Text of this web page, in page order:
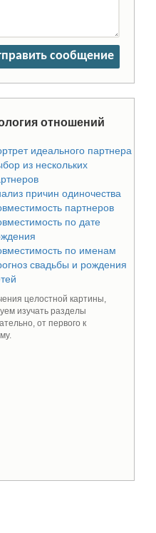
сообщение
отношений
идеального партнера
из нескольких
причин одиночества
партнеров
по дате
по именам
свадьбы и рождения
целостной картины,
изучать разделы
от первого к